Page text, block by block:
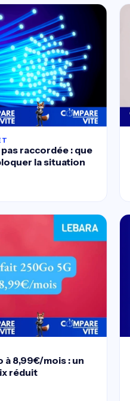
raccordée : que
la situation
à 8,99€/mois : un
réduit